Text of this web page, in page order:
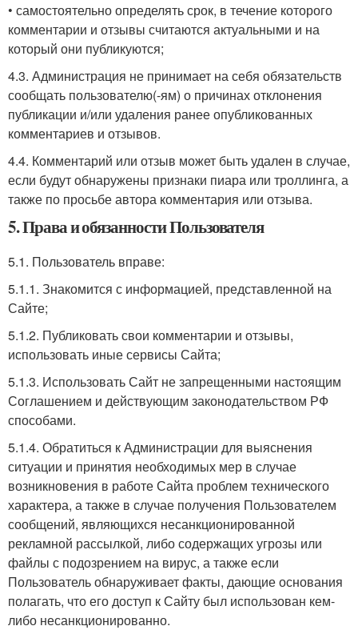
• самостоятельно определять срок, в течение которого
комментарии и отзывы считаются актуальными и на
который они публикуются;
4.3. Администрация не принимает на себя обязательств
сообщать пользователю(-ям) о причинах отклонения
публикации и/или удаления ранее опубликованных
комментариев и отзывов.
4.4. Комментарий или отзыв может быть удален в случае,
если будут обнаружены признаки пиара или троллинга, а
также по просьбе автора комментария или отзыва.
5. Права и обязанности Пользователя
5.1. Пользователь вправе:
5.1.1. Знакомится с информацией, представленной на
Сайте;
5.1.2. Публиковать свои комментарии и отзывы,
использовать иные сервисы Сайта;
5.1.3. Использовать Сайт не запрещенными настоящим
Соглашением и действующим законодательством РФ
способами.
5.1.4. Обратиться к Администрации для выяснения
ситуации и принятия необходимых мер в случае
возникновения в работе Сайта проблем технического
характера, а также в случае получения Пользователем
сообщений, являющихся несанкционированной
рекламной рассылкой, либо содержащих угрозы или
файлы с подозрением на вирус, а также если
Пользователь обнаруживает факты, дающие основания
полагать, что его доступ к Сайту был использован кем-
либо несанкционированно.